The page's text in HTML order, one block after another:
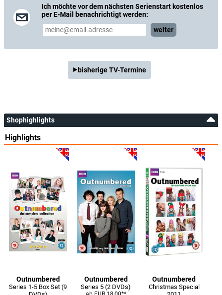
Ich möchte vor dem nächsten Serienstart kostenlos
per E-Mail benachrichtigt werden:
weiter
bisherige TV-Termine
Shophighlights
Highlights
Outnumbered
Series 1-5 Box Set (9
Outnumbered
Series 5 (2 DVDs)
Outnumbered
Christmas Special